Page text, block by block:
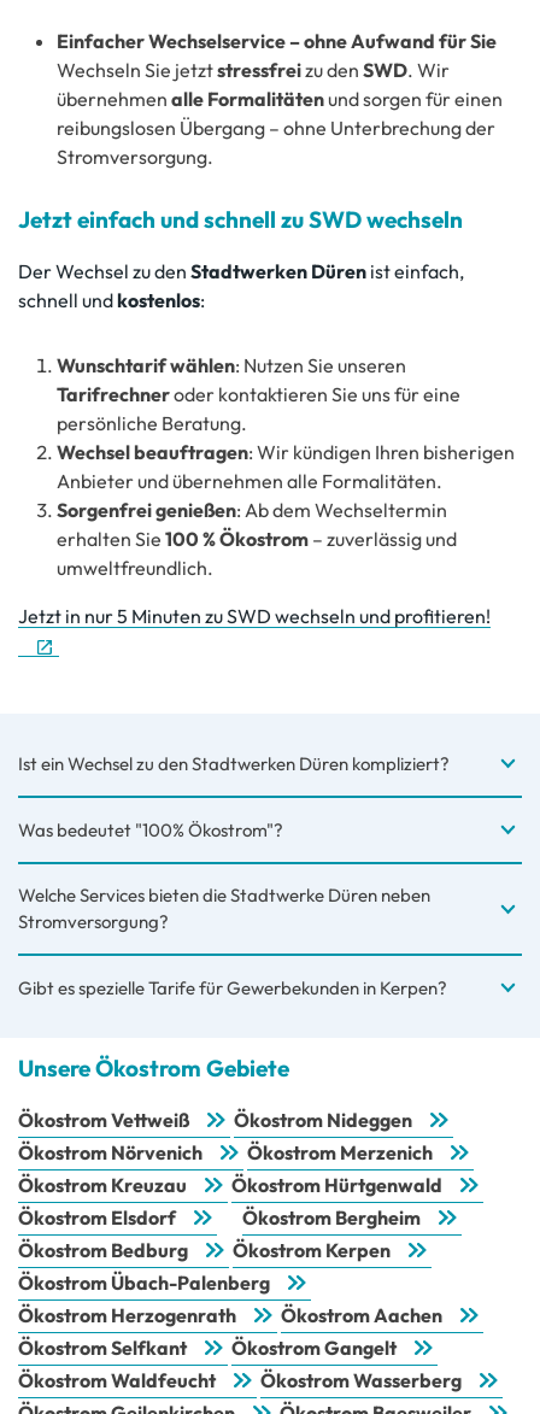
Einfacher Wechselservice – ohne Aufwand für Sie
Wechseln Sie jetztstressfreizu den SWD. Wir
übernehmen alle Formalitätenund sorgen für einen
reibungslosen Übergang – ohne Unterbrechung der
Stromversorgung.
Jetzt einfach und schnell zu SWD wechseln
Der Wechsel zu den Stadtwerken Düren ist einfach,
schnell undkostenlos:
Wunschtarif wählen: Nutzen Sie unseren
Tarifrechneroder kontaktieren Sie uns für eine
persönliche Beratung.
Wechsel beauftragen: Wir kündigen Ihren bisherigen
Anbieter und übernehmen alle Formalitäten.
Sorgenfrei genießen: Ab dem Wechseltermin
erhalten Sie 100 % Ökostrom – zuverlässig und
umweltfreundlich.
Jetzt in nur 5 Minuten zu SWD wechseln und profitieren!
Ist ein Wechsel zu den Stadtwerken Düren kompliziert?
Was bedeutet "100% Ökostrom"?
Welche Services bieten die Stadtwerke Düren neben
Stromversorgung?
Gibt es spezielle Tarife für Gewerbekunden in Kerpen?
Unsere Ökostrom Gebiete
Ökostrom Vettweiß
Ökostrom Nideggen
Ökostrom Nörvenich
Ökostrom Merzenich
Ökostrom Kreuzau
Ökostrom Hürtgenwald
Ökostrom Elsdorf
Ökostrom Bergheim
Ökostrom Bedburg
Ökostrom Kerpen
Ökostrom Übach-Palenberg
Ökostrom Herzogenrath
Ökostrom Aachen
Ökostrom Selfkant
Ökostrom Gangelt
Ökostrom Waldfeucht
Ökostrom Wasserberg